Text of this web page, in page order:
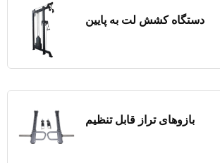
دستگاه کشش لت به پایین
بازوهای تراز قابل تنظیم